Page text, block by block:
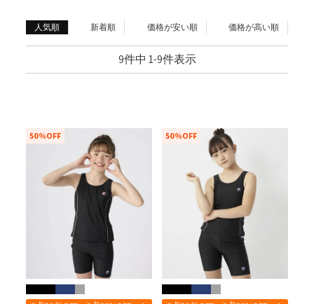
人気順 新着順 価格が安い順 価格が高い順
9件中 1-9件表示
50%OFF 50%OFF